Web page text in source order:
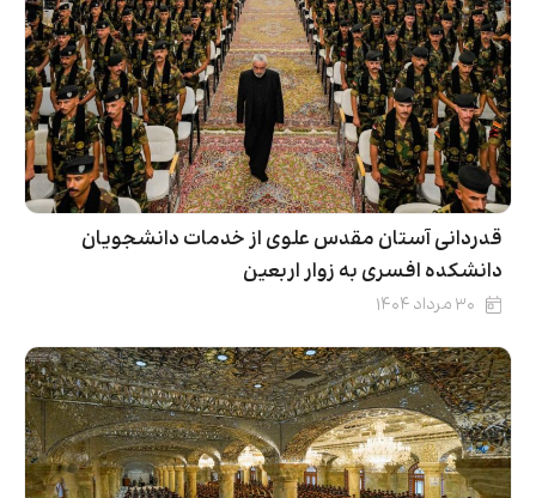
قدردانی آستان مقدس علوی از خدمات دانشجویان
دانشکده افسری به زوار اربعین
۳۰ مرداد ۱۴۰۴